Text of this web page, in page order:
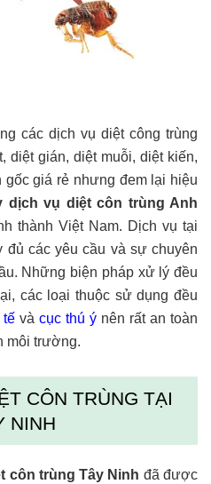
các dịch vụ diệt công trùng
diệt gián, diệt muỗi, diệt kiến,
giá rẻ nhưng đem lại hiệu
dịch vụ diệt côn trùng Anh
thành Việt Nam. Dịch vụ tại
các yêu cầu và sự chuyên
Những biện pháp xử lý đều
các loại thuộc sử dụng đều
tế và cục thú ý nên rất an toàn
môi trường.
CÔN TRÙNG TẠI
NINH
côn trùng Tây Ninh đã được